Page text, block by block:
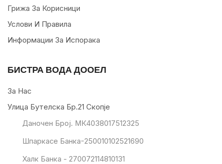
Грижа За Корисници
Услови И Правила
Информации За Испорака
БИСТРА ВОДА ДООЕЛ
За Нас
Улица Бутелска Бр.21 Скопје
Даночен Број. МК4038017512325
Шпаркасе Банка-250010102521690
Халк Банка - 270072114810131